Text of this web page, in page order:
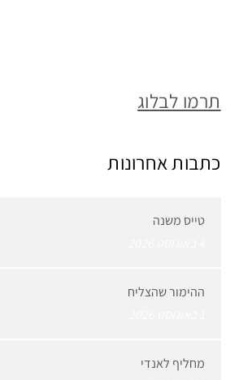
תרמו לבלוג
כתבות אחרונות
טייס משנה
ההימור שהצליח
מחליף לאנדי